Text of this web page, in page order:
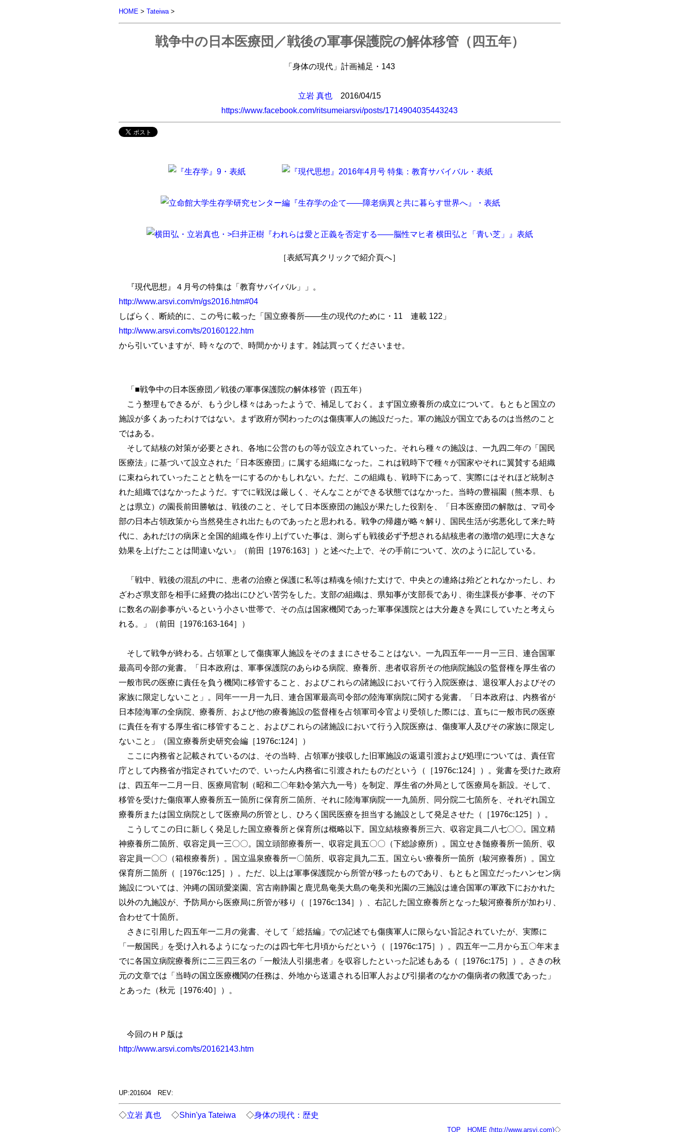
HOME> Tateiwa>
戦争中の日本医療団／戦後の軍事保護院の解体移管（四五年）
「身体の現代」計画補足・143
立岩 真也
2016/04/15
https://www.facebook.com/ritsumeiarsvi/posts/1714904035443243
［表紙写真クリックで紹介頁へ］
『現代思想』４月号の特集は「教育サバイバル」」。
http://www.arsvi.com/m/gs2016.htm#04
しばらく、断続的に、この号に載った「国立療養所――生の現代のために・11 連載 122」
http://www.arsvi.com/ts/20160122.htm
から引いていますが、時々なので、時間かかります。雑誌買ってくださいませ。
「■戦争中の日本医療団／戦後の軍事保護院の解体移管（四五年）
こう整理もできるが、もう少し様々はあったようで、補足しておく。まず国立療養所の成立について。もともと国立の
施設が多くあったわけではない。まず政府が関わったのは傷痍軍人の施設だった。軍の施設が国立であるのは当然のこと
ではある。
そして結核の対策が必要とされ、各地に公営のもの等が設立されていった。それら種々の施設は、一九四二年の「国民
医療法」に基づいて設立された「日本医療団」に属する組織になった。これは戦時下で種々が国家やそれに翼賛する組織
に束ねられていったことと軌を一にするのかもしれない。ただ、この組織も、戦時下にあって、実際にはそれほど統制さ
れた組織ではなかったようだ。すでに戦況は厳しく、そんなことができる状態ではなかった。当時の豊福園（熊本県、も
とは県立）の園長前田勝敏は、戦後のこと、そして日本医療団の施設が果たした役割を、「日本医療団の解散は、マ司令
部の日本占領政策から当然発生され出たものであったと思われる。戦争の帰趨が略々解り、国民生活が劣悪化して来た時
代に、あれだけの病床と全国的組織を作り上げていた事は、測らずも戦後必ず予想される結核患者の激増の処理に大きな
効果を上げたことは間違いない」（前田［1976:163］）と述べた上で、その手前について、次のように記している。
「戦中、戦後の混乱の中に、患者の治療と保護に私等は精魂を傾けた丈けで、中央との連絡は殆どとれなかったし、わ
ざわざ県支部を相手に経費の捻出にひどい苦労をした。支部の組織は、県知事が支部長であり、衛生課長が参事、その下
に数名の副参事がいるという小さい世帯で、その点は国家機関であった軍事保護院とは大分趣きを異にしていたと考えら
れる。」（前田［1976:163-164］）
そして戦争が終わる。占領軍として傷痍軍人施設をそのままにさせることはない。一九四五年一一月一三日、連合国軍
最高司令部の覚書。「日本政府は、軍事保護院のあらゆる病院、療養所、患者収容所その他病院施設の監督権を厚生省の
一般市民の医療に責任を負う機関に移管すること、およびこれらの諸施設において行う入院医療は、退役軍人およびその
家族に限定しないこと」。同年一一月一九日、連合国軍最高司令部の陸海軍病院に関する覚書。「日本政府は、内務省が
日本陸海軍の全病院、療養所、および他の療養施設の監督権を占領軍司令官より受領した際には、直ちに一般市民の医療
に責任を有する厚生省に移管すること、およびこれらの諸施設において行う入院医療は、傷痩軍人及びその家族に限定し
ないこと」（国立療養所史研究会編［1976c:124］）
ここに内務省と記載されているのは、その当時、占領軍が接収した旧軍施設の返還引渡および処理については、責任官
庁として内務省が指定されていたので、いったん内務省に引渡されたものだという（［1976c:124］）。覚書を受けた政府
は、四五年一二月一日、医療局官制（昭和二〇年勅令第六九一号）を制定、厚生省の外局として医療局を新設。そして、
移管を受けた傷痕軍人療養所五一箇所に保育所二箇所、それに陸海軍病院一一九箇所、同分院二七箇所を、それぞれ国立
療養所または国立病院として医療局の所管とし、ひろく国民医療を担当する施設として発足させた（［1976c:125］）。
こうしてこの日に新しく発足した国立療養所と保育所は概略以下。国立結核療養所三六、収容定員二八七〇〇。国立精
神療養所二箇所、収容定員一三〇〇。国立頭部療養所一、収容定員五〇〇（下総診療所）。国立せき髄療養所一箇所、収
容定員一〇〇（箱根療養所）。国立温泉療養所一〇箇所、収容定員九二五。国立らい療養所一箇所（駿河療養所）。国立
保育所二箇所（［1976c:125］）。ただ、以上は軍事保護院から所管が移ったものであり、もともと国立だったハンセン病
施設については、沖縄の国頭愛楽園、宮古南静園と鹿児島奄美大島の奄美和光園の三施設は連合国軍の軍政下におかれた
以外の九施設が、予防局から医療局に所管が移り（［1976c:134］）、右記した国立療養所となった駿河療養所が加わり、
合わせて十箇所。
さきに引用した四五年一二月の覚書、そして「総括編」での記述でも傷痍軍人に限らない旨記されていたが、実際に
「一般国民」を受け入れるようになったのは四七年七月頃からだという（［1976c:175］）。四五年一二月から五〇年末ま
でに各国立病院療養所に二三四三名の「一般法人引揚患者」を収容したといった記述もある（［1976c:175］）。さきの秋
元の文章では「当時の国立医療機関の任務は、外地から送還される旧軍人および引揚者のなかの傷病者の救護であった」
とあった（秋元［1976:40］）。
今回のＨＰ版は
http://www.arsvi.com/ts/20162143.htm
UP:201604 REV:
◇立岩 真也◇Shin'ya Tateiwa ◇身体の現代：歴史
TOP HOME (http://www.arsvi.com)◇